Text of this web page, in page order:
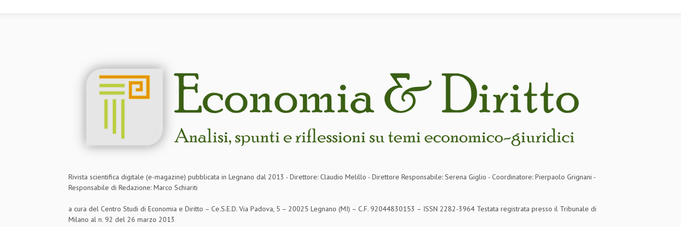
Rivista scientifica digitale (e-magazine) pubblicata in Legnano dal 2013 - Direttore: Claudio Melillo - Direttore Responsabile: Serena Giglio - Coordinatore: Pierpaolo Grignani -
Responsabile di Redazione: Marco Schiariti
a cura del Centro Studi di Economia e Diritto – Ce.S.E.D. Via Padova, 5 – 20025 Legnano (MI) – C.F. 92044830153 – ISSN 2282-3964 Testata registrata presso il Tribunale di
Milano al n. 92 del 26 marzo 2013